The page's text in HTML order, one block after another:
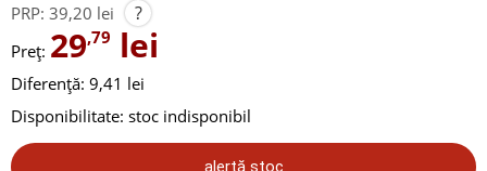
PRP: 39,20 lei ?
Preț: 29,79 lei
Diferență: 9,41 lei
Disponibilitate: stoc indisponibil
alertă stoc